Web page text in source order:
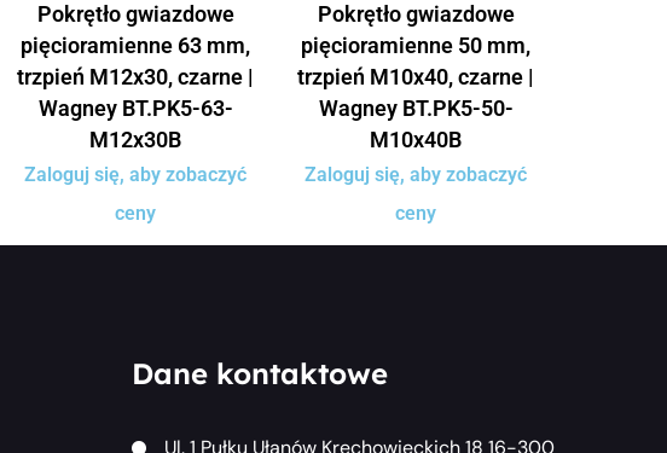
Pokrętło gwiazdowe
pięcioramienne 63 mm,
trzpień M12x30, czarne |
Wagney BT.PK5-63-
M12x30B
Zaloguj się, aby zobaczyć
ceny
Pokrętło gwiazdowe
pięcioramienne 50 mm,
trzpień M10x40, czarne |
Wagney BT.PK5-50-
M10x40B
Zaloguj się, aby zobaczyć
ceny
Dane kontaktowe